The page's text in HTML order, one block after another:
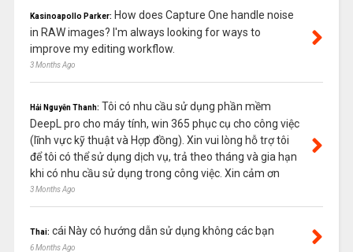
Kasinoapollo Parker: How does Capture One handle noise
in RAW images? I'm always looking for ways to
improve my editing workflow.
3 Months Ago
Hải Nguyễn Thanh: Tôi có nhu cầu sử dụng phần mềm
DeepL pro cho máy tính, win 365 phục cụ cho công việc
(lĩnh vực kỹ thuật và Hợp đồng). Xin vui lòng hỗ trợ tôi
để tôi có thể sử dụng dịch vụ, trả theo tháng và gia hạn
khi có nhu cầu sử dụng trong công việc. Xin cảm ơn
3 Months Ago
Thai: cái Này có hướng dẫn sử dụng không các bạn
6 Months Ago